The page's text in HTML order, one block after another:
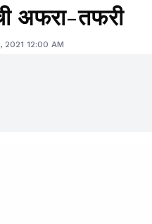
अफरा-तफरी
2021 12:00 AM